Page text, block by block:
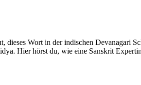
dieses Wort in der indischen Devanagari
Hier hörst du, wie eine Sanskrit